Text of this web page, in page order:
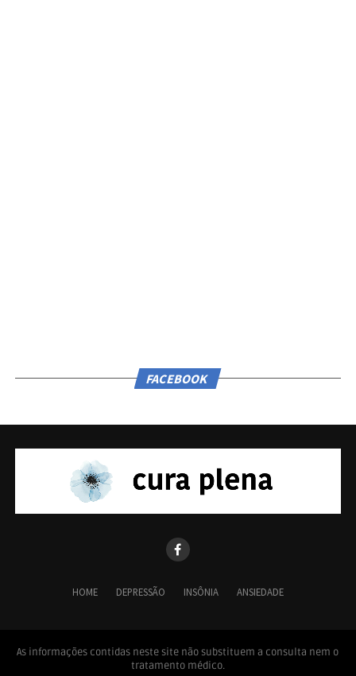
FACEBOOK
HOME DEPRESSÃO INSÔNIA ANSIEDADE
As informações contidas neste site não substituem a consulta nem o
tratamento médico.